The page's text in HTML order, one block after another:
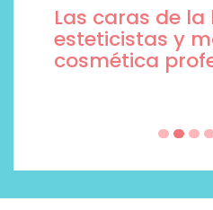
Las caras de la
esteticistas y
cosmética